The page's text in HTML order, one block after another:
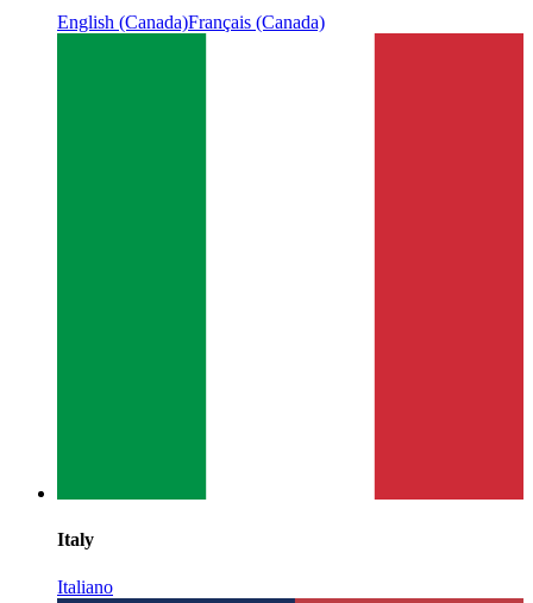
English (Canada)Français (Canada)
Italy
Italiano